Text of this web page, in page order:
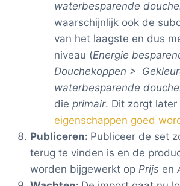
waterbesparende
waarschijnlijk ook de
van het laagste en dus
niveau (Energie
Douchekoppen >
waterbesparende
die primair. Dit zorgt later
eigenschappen goed
Publiceren: Publiceer de set
terug te vinden is en de
worden bijgewerkt op Prijs en